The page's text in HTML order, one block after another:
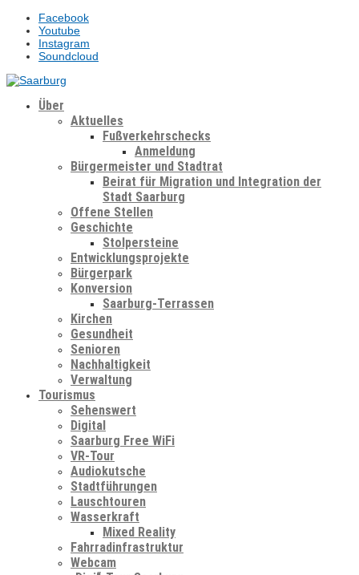
Facebook
Youtube
Instagram
Soundcloud
Über
Aktuelles
Fußverkehrschecks
Anmeldung
Bürgermeister und Stadtrat
Beirat für Migration und Integration der
Stadt Saarburg
Offene Stellen
Geschichte
Stolpersteine
Entwicklungsprojekte
Bürgerpark
Konversion
Saarburg-Terrassen
Kirchen
Gesundheit
Senioren
Nachhaltigkeit
Verwaltung
Tourismus
Sehenswert
Digital
Saarburg Free WiFi
VR-Tour
Audiokutsche
Stadtführungen
Lauschtouren
Wasserkraft
Mixed Reality
Fahrradinfrastruktur
Webcam